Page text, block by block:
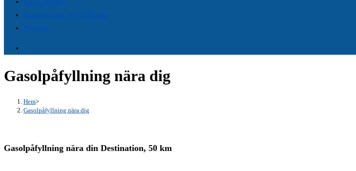
Snabbgenväg till webbsidor
Nyheter
Gasolpåfyllning nära dig
Hem>
Gasolpåfyllning nära dig
Gasolpåfyllning nära din Destination, 50 km